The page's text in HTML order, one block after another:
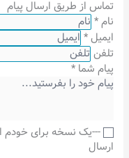
تماس از طریق ارسال پیام
نام*
ایمیل*
تلفن
پیام شما*
---یک نسخه برای خودم
ارسال